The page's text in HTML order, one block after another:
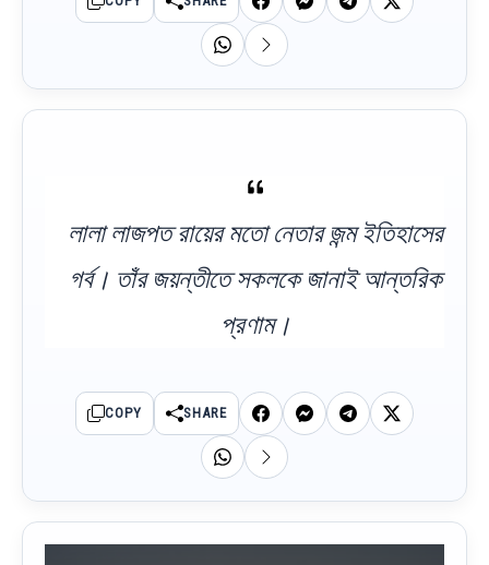
লালা লাজপত রায়ের মতো নেতার জন্ম ইতিহাসের
গর্ব। তাঁর জয়ন্তীতে সকলকে জানাই আন্তরিক
প্রণাম।
COPY SHARE